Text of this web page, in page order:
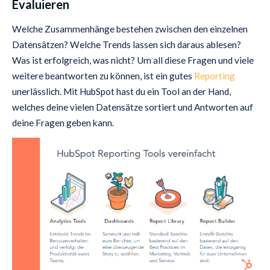
Evaluieren
Welche Zusammenhänge bestehen zwischen den einzelnen
Datensätzen? Welche Trends lassen sich daraus ablesen?
Was ist erfolgreich, was nicht? Um all diese Fragen und viele
weitere beantworten zu können, ist ein gutes Reporting
unerlässlich. Mit HubSpot hast du ein Tool an der Hand,
welches deine vielen Datensätze sortiert und Antworten auf
deine Fragen geben kann.